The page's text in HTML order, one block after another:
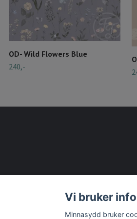
OD- Wild Flowers Blue
240,-
Vi bruker
Minnasydd bruker